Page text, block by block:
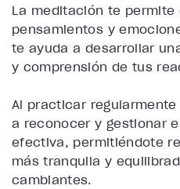
La meditación te permite
pensamientos y
te ayuda a desarrollar
y comprensión de tus
Al practicar
a reconocer y gestionar
efectiva, permitiéndote
más tranquila y
cambiantes.